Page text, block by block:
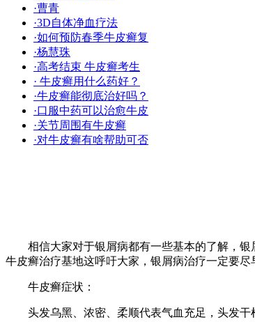
·曹青
·3D自体净血疗法
·如何预防春季牛皮癣复
·杨慧珠
·高考结束 牛皮癣考生
· 牛皮癣用什么药好？
·牛皮癣能彻底治好吗？
·口服中药可以治愈牛皮
·关节周围有牛皮癣
·对牛皮癣有啥帮助可否
相信大家对于银屑病都有一些基本的了解，银
牛皮癣治疗基地这呼吁大家，银屑病治疗一定要
牛皮癣症状：
头发乌黑、浓密、柔顺代表气血充足，头发干